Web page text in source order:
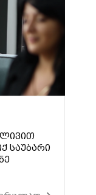
საუბარი